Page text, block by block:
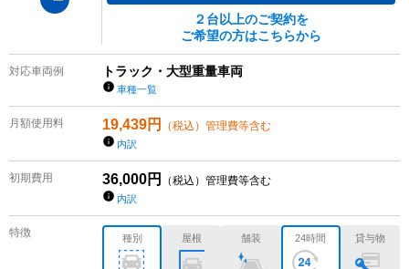
２台以上のご契約を
ご希望の方はこちらから
対応車両例 トラック・大型重量車両
車種一覧
月額使用料 19,439円 （税込）管理費等含む
内訳
初期費用 36,000円 （税込）管理費等含む
内訳
特徴 種別 屋根 舗装 24時間 貸与物